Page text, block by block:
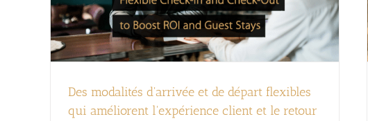
Des modalités d'arrivée et de départ flexibles
qui améliorent l'expérience client et le retour